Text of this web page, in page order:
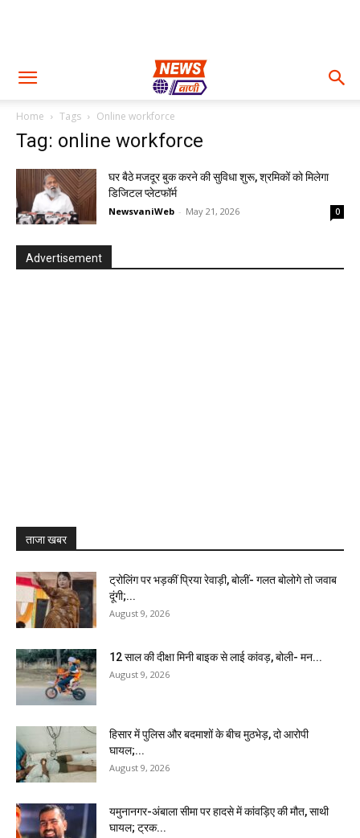
Home Tags Online workforce
Tag: online workforce
घर बैठे मजदूर बुक करने की सुविधा शुरू, श्रमिकों को मिलेगा
डिजिटल प्लेटफॉर्म
NewsvaniWeb - May 21, 2026 0
Advertisement
ताजा खबर
ट्रोलिंग पर भड़कीं प्रिया रेवाड़ी, बोलीं- गलत बोलोगे तो जवाब
दूंगी;...
August 9, 2026
12 साल की दीक्षा मिनी बाइक से लाई कांवड़, बोली- मन...
August 9, 2026
हिसार में पुलिस और बदमाशों के बीच मुठभेड़, दो आरोपी
घायल;...
August 9, 2026
यमुनानगर-अंबाला सीमा पर हादसे में कांवड़िए की मौत, साथी
घायल; ट्रक...